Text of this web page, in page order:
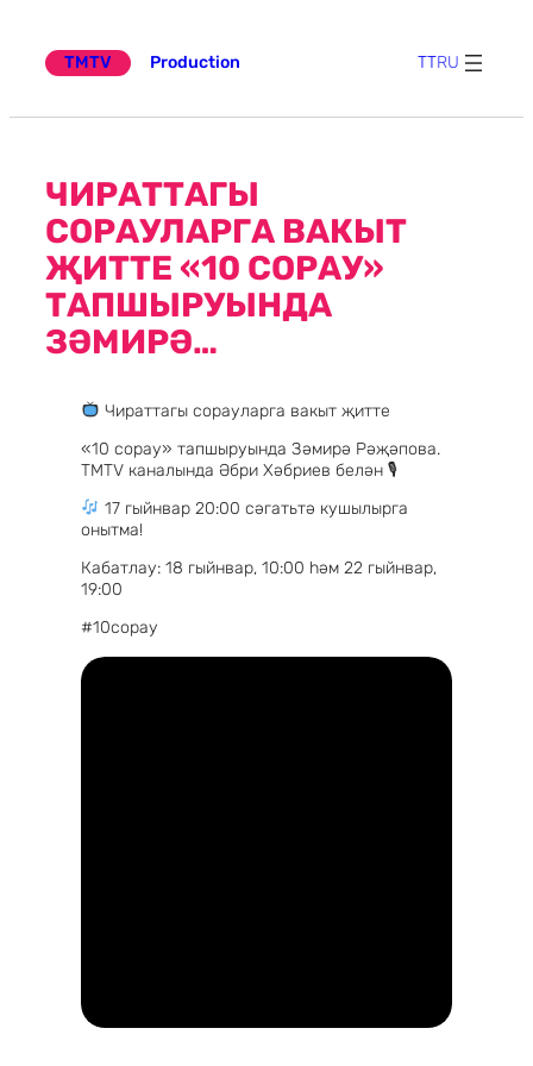
TMTV
Production TTRU
ЧИРАТТАГЫ
СОРАУЛАРГА ВАКЫТ
ҖИТТЕ «10 СОРАУ»
ТАПШЫРУЫНДА
ЗӘМИРӘ…
Чираттагы сорауларга вакыт җитте
«10 сорау» тапшыруында Зәмирә Рәҗәпова.
ТМТV каналында Әбри Хәбриев белән 🎙
17 гыйнвар 20:00 сәгатьтә кушылырга
онытма!
Кабатлау: 18 гыйнвар, 10:00 һәм 22 гыйнвар,
19:00
#10сорау